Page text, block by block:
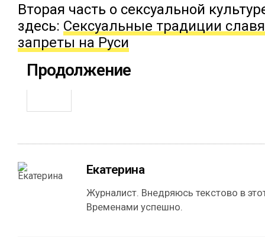
Вторая часть о сексуальной
здесь: Сексуальные традиции
запреты на Руси
Продолжение
Екатерина
Журналист. Внедряюсь текстово в
Временами успешно.